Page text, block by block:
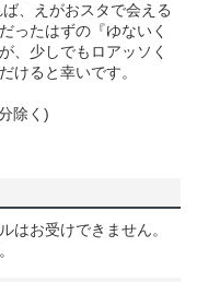
、えがおスタで会える
ったはずの『ゆないく
、少しでもロアッソく
けると幸いです。
除く)
はお受けできません。